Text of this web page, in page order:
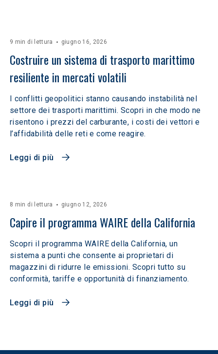
9 min di lettura giugno 16, 2026
Costruire un sistema di trasporto marittimo
resiliente in mercati volatili
I conflitti geopolitici stanno causando instabilità nel
settore dei trasporti marittimi. Scopri in che modo ne
risentono i prezzi del carburante, i costi dei vettori e
l’affidabilità delle reti e come reagire.
Leggi di più
8 min di lettura giugno 12, 2026
Capire il programma WAIRE della California
Scopri il programma WAIRE della California, un
sistema a punti che consente ai proprietari di
magazzini di ridurre le emissioni. Scopri tutto su
conformità, tariffe e opportunità di finanziamento.
Leggi di più